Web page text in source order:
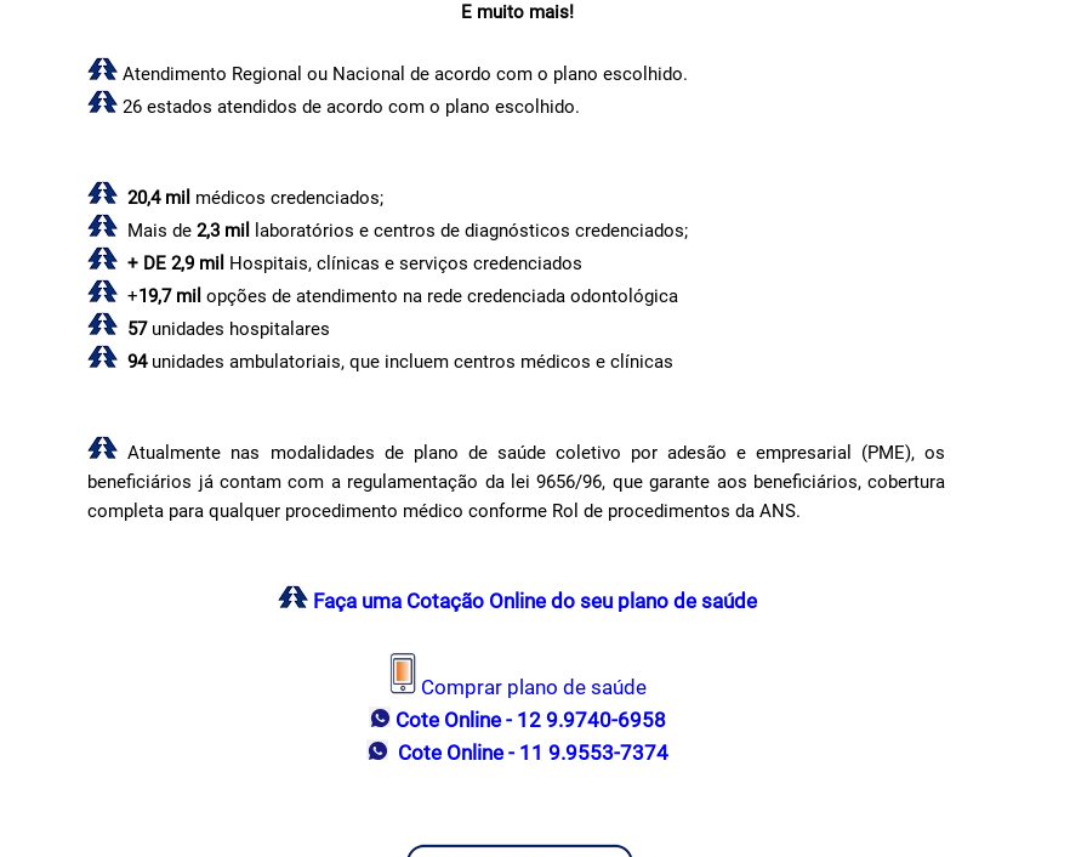
E muito mais!
Atendimento Regional ou Nacional de acordo com o plano escolhido.
26 estados atendidos de acordo com o plano escolhido.
20,4 mil médicos credenciados;
Mais de2,3 mil
laboratórios e centros de diagnósticos credenciados;
+ DE 2,9 mil Hospitais, clínicas e serviços credenciados
+19,7 milopções de atendimento na rede credenciada odontológica
57 unidades hospitalares
94 unidades ambulatoriais, que incluem centros médicos e clínicas
Atualmente nas modalidades de plano de saúde coletivo por adesão e empresarial (PME), os
beneficiários já contam com a regulamentação da lei 9656/96, que garante aos beneficiários, cobertura
completa para qualquer procedimento médico conforme Rol de procedimentos da ANS.
Faça uma Cotação Online do seu plano de saúde
Comprar plano de saúde
Cote Online - 12 9.9740-6958
Cote Online - 11 9.9553-7374